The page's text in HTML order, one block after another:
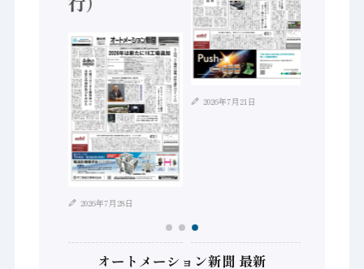
2026年7月28日
2026年7月21日
オートメーション新聞 最新